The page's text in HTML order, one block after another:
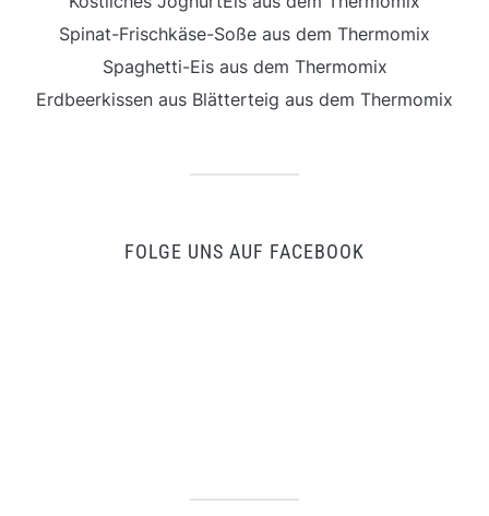
Spinat-Frischkäse-Soße aus dem Thermomix
Spaghetti-Eis aus dem Thermomix
Erdbeerkissen aus Blätterteig aus dem Thermomix
FOLGE UNS AUF FACEBOOK